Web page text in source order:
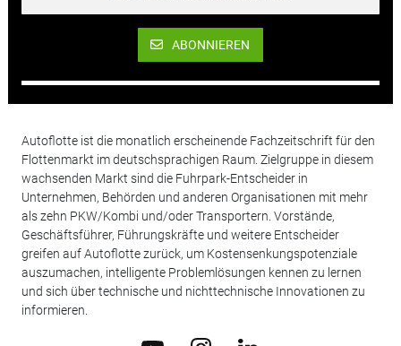
ABONNIEREN
Autoflotte ist die monatlich erscheinende Fachzeitschrift für den
Flottenmarkt im deutschsprachigen Raum. Zielgruppe in diesem
wachsenden Markt sind die Fuhrpark-Entscheider in
Unternehmen, Behörden und anderen Organisationen mit mehr
als zehn PKW/Kombi und/oder Transportern. Vorstände,
Geschäftsführer, Führungskräfte und weitere Entscheider
greifen auf Autoflotte zurück, um Kostensenkungspotenziale
auszumachen, intelligente Problemlösungen kennen zu lernen
und sich über technische und nichttechnische Innovationen zu
informieren.